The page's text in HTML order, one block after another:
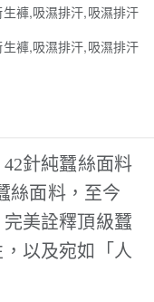
42針純蠶絲面料
絲面料，至今
美詮釋頂級蠶
以及宛如「人